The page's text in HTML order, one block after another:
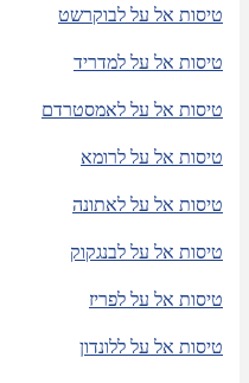
טיסות אל על לבוקרשט
טיסות אל על למדריד
טיסות אל על לאמסטרדם
טיסות אל על לרומא
טיסות אל על לאתונה
טיסות אל על לבנגקוק
טיסות אל על לפריז
טיסות אל על ללונדון